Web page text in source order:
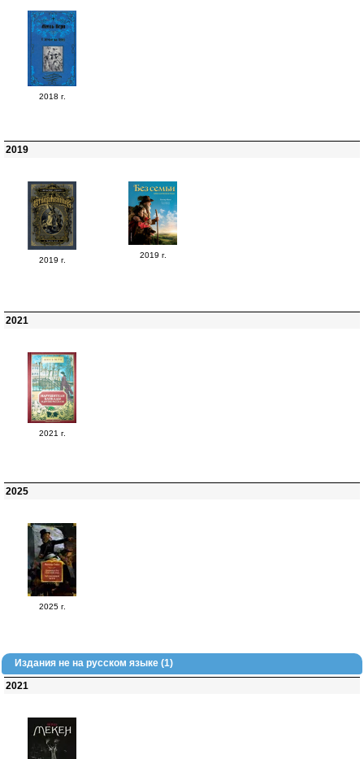
2018 г.
2019
2019 г.
2019 г.
2021
2021 г.
2025
2025 г.
Издания не на русском языке (1)
2021